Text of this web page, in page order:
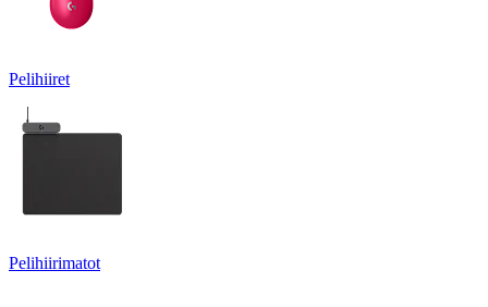
Pelihiiret
Pelihiirimatot